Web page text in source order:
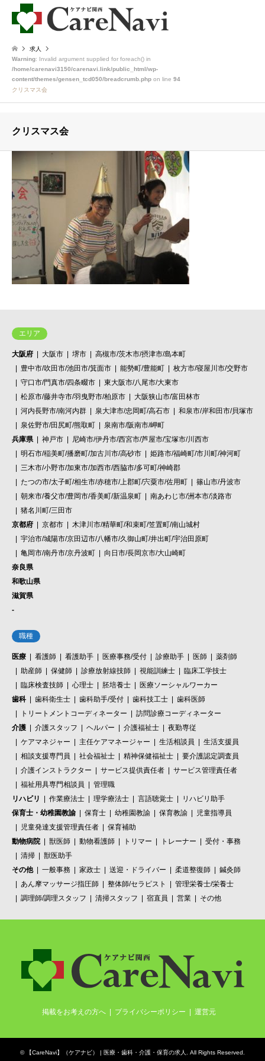
求人
Warning: Invalid argument supplied for foreach() in
/home/carenavi3150/carenavi.link/public_html/wp-
content/themes/gensen_tcd050/breadcrumb.php on line 94
クリスマス会
クリスマス会
エリア
大阪府 大阪市 堺市
高槻市/茨木市/摂津市/島本町
豊中市/吹田市/池田市/箕面市
能勢町/豊能町
枚方市/寝屋川市/交野市
守口市/門真市/四条畷市
東大阪市/八尾市/大東市
松原市/藤井寺市/羽曳野市/柏原市
大阪狭山市/富田林市
河内長野市/南河内群
泉大津市/忠岡町/高石市
和泉市/岸和田市/貝塚市
泉佐野市/田尻町/熊取町
泉南市/阪南市/岬町
兵庫県
神戸市
尼崎市/伊丹市/西宮市/芦屋市/宝塚市/川西市
明石市/稲美町/播磨町/加古川市/高砂市
姫路市/福崎町/市川町/神河町
三木市/小野市/加東市/加西市/西脇市/多可町/神崎郡
たつの市/太子町/相生市/赤穂市/上郡町/宍粟市/佐用町
篠山市/丹波市
朝来市/養父市/豊岡市/香美町/新温泉町
南あわじ市/洲本市/淡路市
猪名川町/三田市
京都府
京都市
木津川市/精華町/和束町/笠置町/南山城村
宇治市/城陽市/京田辺市/八幡市/久御山町/井出町/宇治田原町
亀岡市/南丹市/京丹波町
向日市/長岡京市/大山崎町
奈良県
和歌山県
滋賀県
-
職種
医療 看護師 看護助手 医療事務/受付 診療助手 医師
薬剤師
助産師
保健師 診療放射線技師 視能訓練士
臨床工学技士
臨床検査技師
心理士 胚培養士
医療ソーシャルワーカー
歯科
歯科衛生士 歯科助手/受付 歯科技工士
歯科医師
トリートメントコーディネーター
訪問診療コーディネーター
介護
介護スタッフ ヘルパー 介護福祉士
夜勤専従
ケアマネジャー
主任ケアマネージャー 生活相談員
生活支援員
相談支援専門員
社会福祉士 精神保健福祉士
要介護認定調査員
介護インストラクター
サービス提供責任者
サービス管理責任者
福祉用具専門相談員
管理職
リハビリ
作業療法士 理学療法士 言語聴覚士
リハビリ助手
保育士・幼稚園教諭
保育士 幼稚園教諭 保育教諭
児童指導員
児童発達支援管理責任者
保育補助
動物病院
獣医師 動物看護師 トリマー トレーナー
受付・事務
清掃
獣医助手
その他
一般事務 家政士 送迎・ドライバー 柔道整復師
鍼灸師
あん摩マッサージ指圧師
整体師/セラピスト
管理栄養士/栄養士
調理師/調理スタッフ
清掃スタッフ 宿直員 営業 その他
掲載をお考えの方へ プライバシーポリシー 運営元
© 【CareNavi】（ケアナビ） | 医療・歯科・介護・保育の求人‎ . All Rights Reserved.